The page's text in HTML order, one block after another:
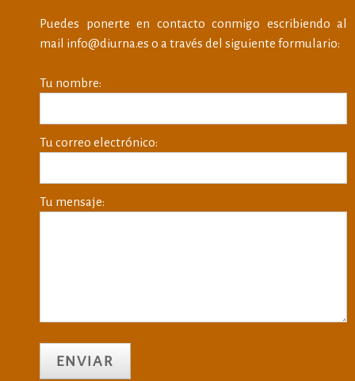
Puedes ponerte en contacto conmigo escribiendo al
mail info@diurna.es o a través del siguiente formulario:
Tu nombre:
Tu correo electrónico:
Tu mensaje: